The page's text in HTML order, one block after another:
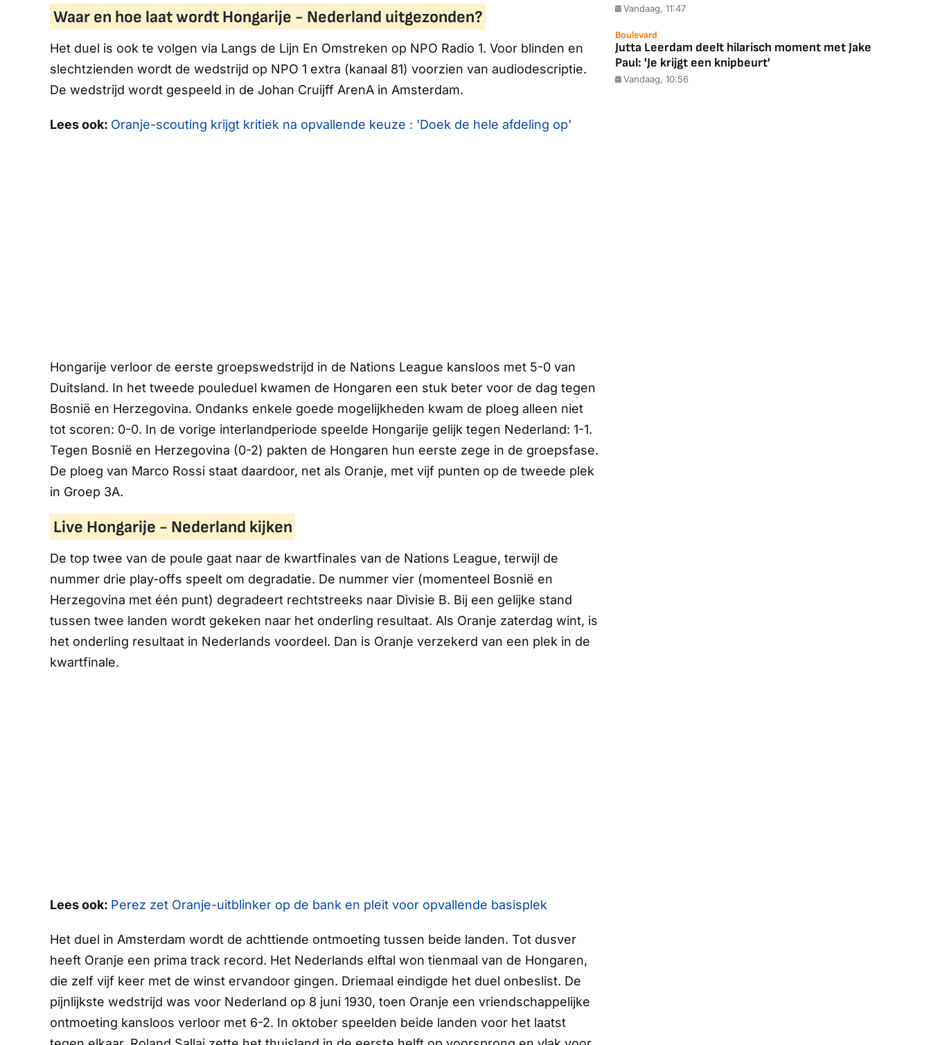
Waar en hoe laat wordt Hongarije - Nederland uitgezonden?
Het duel is ook te volgen via Langs de Lijn En Omstreken op NPO Radio 1. Voor blinden en
slechtzienden wordt de wedstrijd op NPO 1 extra (kanaal 81) voorzien van audiodescriptie.
De wedstrijd wordt gespeeld in de Johan Cruijff ArenA in Amsterdam.
Lees ook: Oranje-scouting krijgt kritiek na opvallende keuze : 'Doek de hele afdeling op'
Hongarije verloor de eerste groepswedstrijd in de Nations League kansloos met 5-0 van
Duitsland. In het tweede pouleduel kwamen de Hongaren een stuk beter voor de dag tegen
Bosnië en Herzegovina. Ondanks enkele goede mogelijkheden kwam de ploeg alleen niet
tot scoren: 0-0. In de vorige interlandperiode speelde Hongarije gelijk tegen Nederland: 1-1.
Tegen Bosnië en Herzegovina (0-2) pakten de Hongaren hun eerste zege in de groepsfase.
De ploeg van Marco Rossi staat daardoor, net als Oranje, met vijf punten op de tweede plek
in Groep 3A.
Live Hongarije - Nederland kijken
De top twee van de poule gaat naar de kwartfinales van de Nations League, terwijl de
nummer drie play-offs speelt om degradatie. De nummer vier (momenteel Bosnië en
Herzegovina met één punt) degradeert rechtstreeks naar Divisie B. Bij een gelijke stand
tussen twee landen wordt gekeken naar het onderling resultaat. Als Oranje zaterdag wint, is
het onderling resultaat in Nederlands voordeel. Dan is Oranje verzekerd van een plek in de
kwartfinale.
Lees ook: Perez zet Oranje-uitblinker op de bank en pleit voor opvallende basisplek
Het duel in Amsterdam wordt de achttiende ontmoeting tussen beide landen. Tot dusver
heeft Oranje een prima track record. Het Nederlands elftal won tienmaal van de Hongaren,
die zelf vijf keer met de winst ervandoor gingen. Driemaal eindigde het duel onbeslist. De
pijnlijkste wedstrijd was voor Nederland op 8 juni 1930, toen Oranje een vriendschappelijke
ontmoeting kansloos verloor met 6-2. In oktober speelden beide landen voor het laatst
Vandaag, 11:47
Boulevard
Jutta Leerdam deelt hilarisch moment met Jake
Paul: 'Je krijgt een knipbeurt'
Vandaag, 10:56